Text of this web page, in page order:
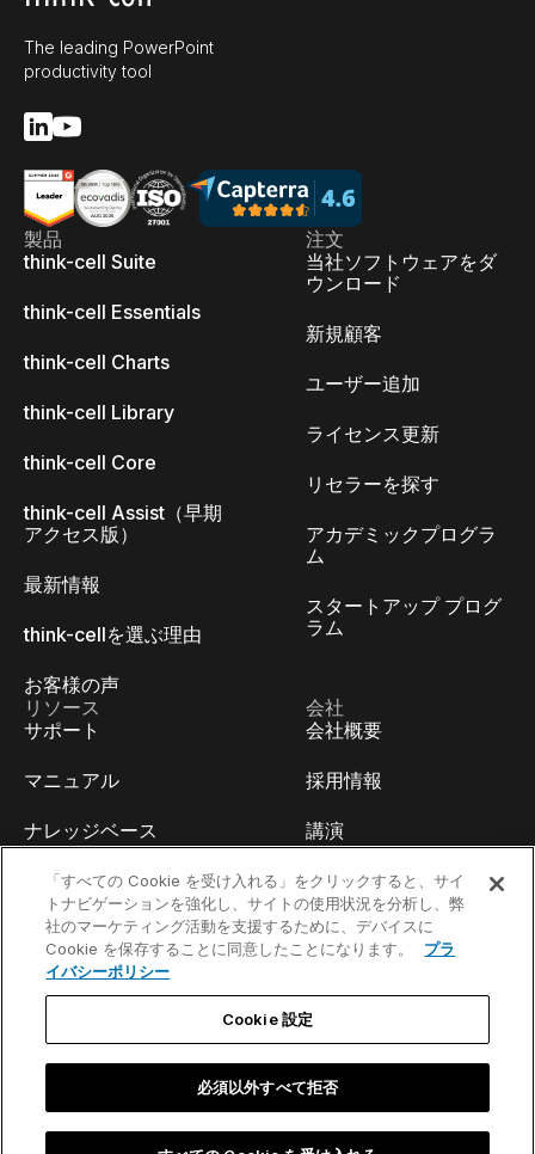
The leading PowerPoint
productivity tool
製品
think-cell Suite
think-cell Essentials
think-cell Charts
think-cell Library
think-cell Core
think-cell Assist（早期
アクセス版）
最新情報
think-cellを選ぶ理由
お客様の声
注文
当社ソフトウェアをダ
ウンロード
新規顧客
ユーザー追加
ライセンス更新
リセラーを探す
アカデミックプログラ
ム
スタートアップ プログ
ラム
リソース
サポート
マニュアル
ナレッジベース
think-cell Academy
ビデオチュートリアル
コンテンツハブ
会社
会社概要
採用情報
講演
イベント
開発者ブログ
お問い合わせ／法的通知事項
「すべての Cookie を受け入れる」をクリックすると、サイ
トナビゲーションを強化し、サイトの使用状況を分析し、弊
社のマーケティング活動を支援するために、デバイスに
Cookie を保存することに同意したことになります。
プラ
イバシーポリシー
Cookie 設定
必須以外すべて拒否